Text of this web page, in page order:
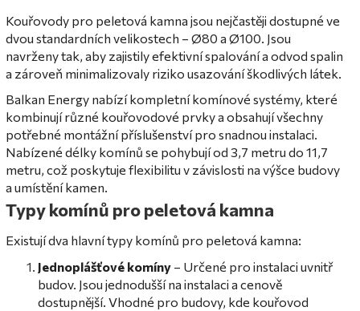
Kouřovody pro peletová kamna jsou nejčastěji dostupné ve
dvou standardních velikostech – Ø80 a Ø100. Jsou
navrženy tak, aby zajistily efektivní spalování a odvod spalin
a zároveň minimalizovaly riziko usazování škodlivých látek.
Balkan Energy nabízí kompletní komínové systémy, které
kombinují různé kouřovodové prvky a obsahují všechny
potřebné montážní příslušenství pro snadnou instalaci.
Nabízené délky komínů se pohybují od 3,7 metru do 11,7
metru, což poskytuje flexibilitu v závislosti na výšce budovy
a umístění kamen.
Typy komínů pro peletová kamna
Existují dva hlavní typy komínů pro peletová kamna:
Jednoplášťové komíny – Určené pro instalaci uvnitř
budov. Jsou jednodušší na instalaci a cenově
dostupnější. Vhodné pro budovy, kde kouřovod